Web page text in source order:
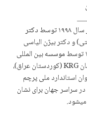
توسط
دکتر
و دکتر بیژن الیاسی
موسسهبین المللی
KRG(کوردستان عراق)،
استاندارد ملی پرچم
در سراسر جهان برای نشان